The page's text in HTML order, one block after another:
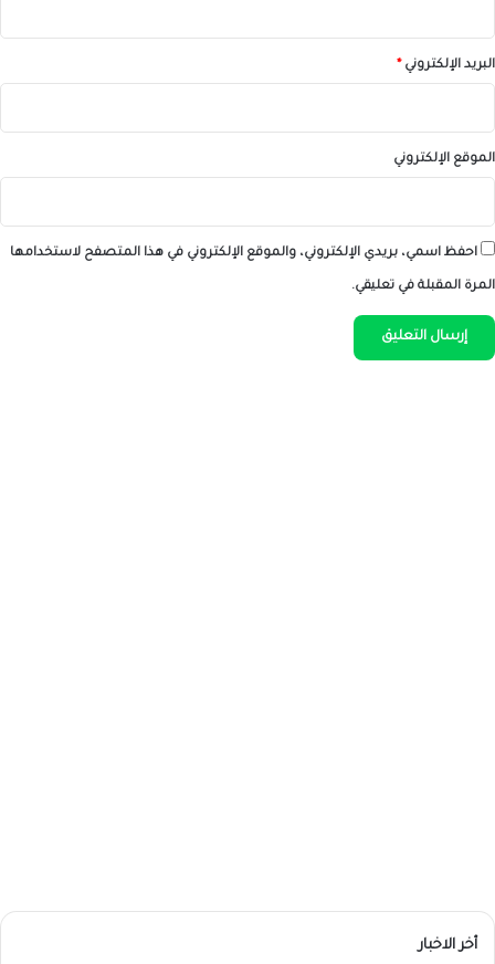
البريد الإلكتروني*
الموقع الإلكتروني
احفظ اسمي، بريدي الإلكتروني، والموقع الإلكتروني في هذا المتصفح لاستخدامها
المرة المقبلة في تعليقي.
أخر الاخبار